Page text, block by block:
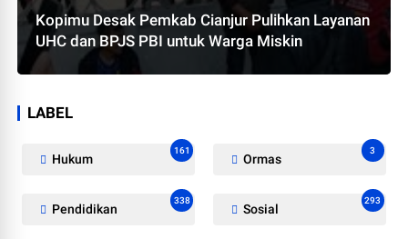
Kopimu Desak Pemkab Cianjur Pulihkan Layanan
UHC dan BPJS PBI untuk Warga Miskin
LABEL
Hukum
161
Ormas
3
Pendidikan
338
Sosial
293